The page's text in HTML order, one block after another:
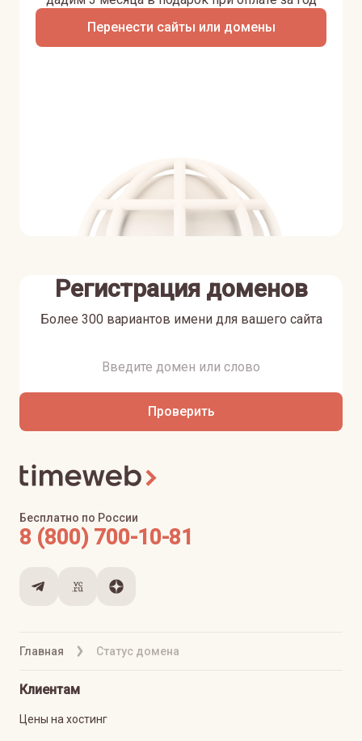
Перенести сайты или домены
Регистрация доменов
Более 300 вариантов имени для вашего сайта
Проверить
Главная Статус домена
Бесплатно по России
8 (800) 700-10-81
Клиентам
Цены на хостинг